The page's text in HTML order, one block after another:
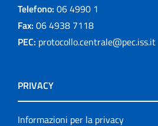
Telefono: 06 4990 1
Fax: 06 4938 7118
PEC: protocollo.centrale@pec.iss.it
PRIVACY
Informazioni per la privacy